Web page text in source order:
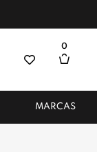
0
MARCAS